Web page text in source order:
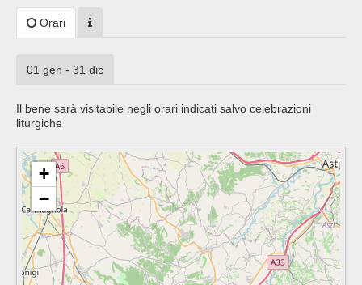
Orari
01 gen - 31 dic
Il bene sarà visitabile negli orari indicati salvo celebrazioni
liturgiche
+
−